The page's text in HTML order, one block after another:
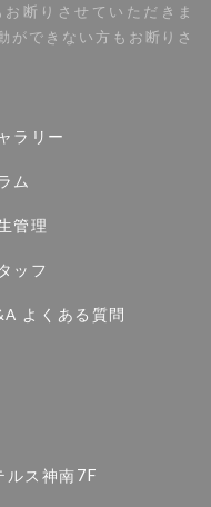
断りさせていただきま
ができない方もお断りさ
ラリー
ム
管理
ッフ
よくある質問
ルス神南7F